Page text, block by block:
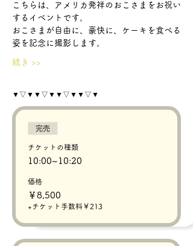
こちらは、アメリカ発祥のおこさまをお祝い
するイベントです。
おこさまが自由に、豪快に、ケーキを食べる
姿を記念に撮影します。
続き >>
▼▽▼▼▽▼▼▽▼▼▽▼
完売
チケットの種類
10:00~10:20
価格
￥8,500
+チケット手数料￥213